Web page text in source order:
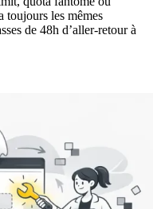
toujours les mêmes
de 48h d’aller-retour à